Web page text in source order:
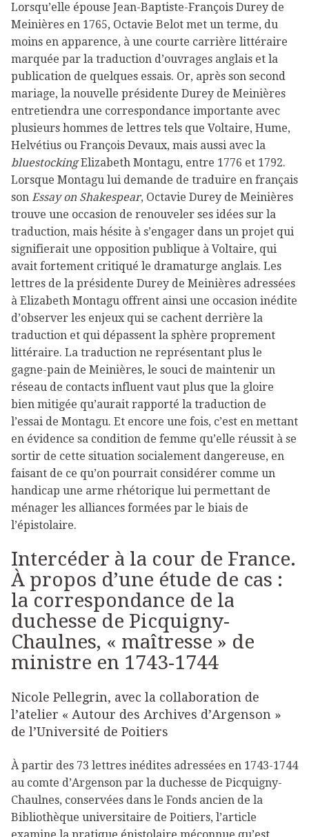
Lorsqu’elle épouse Jean-Baptiste-François Durey de
Meinières en 1765, Octavie Belot met un terme, du
moins en apparence, à une courte carrière littéraire
marquée par la traduction d’ouvrages anglais et la
publication de quelques essais. Or, après son second
mariage, la nouvelle présidente Durey de Meinières
entretiendra une correspondance importante avec
plusieurs hommes de lettres tels que Voltaire, Hume,
Helvétius ou François Devaux, mais aussi avec la
bluestockingElizabeth Montagu, entre 1776 et 1792.
Lorsque Montagu lui demande de traduire en français
son Essay on Shakespear, Octavie Durey de Meinières
trouve une occasion de renouveler ses idées sur la
traduction, mais hésite à s’engager dans un projet qui
signifierait une opposition publique à Voltaire, qui
avait fortement critiqué le dramaturge anglais. Les
lettres de la présidente Durey de Meinières adressées
à Elizabeth Montagu offrent ainsi une occasion inédite
d’observer les enjeux qui se cachent derrière la
traduction et qui dépassent la sphère proprement
littéraire. La traduction ne représentant plus le
gagne-pain de Meinières, le souci de maintenir un
réseau de contacts influent vaut plus que la gloire
bien mitigée qu’aurait rapporté la traduction de
l’essai de Montagu. Et encore une fois, c’est en mettant
en évidence sa condition de femme qu’elle réussit à se
sortir de cette situation socialement dangereuse, en
faisant de ce qu’on pourrait considérer comme un
handicap une arme rhétorique lui permettant de
ménager les alliances formées par le biais de
l’épistolaire.
Intercéder à la cour de France.
À propos d’une étude de cas :
la correspondance de la
duchesse de Picquigny-
Chaulnes, « maîtresse » de
ministre en 1743-1744
Nicole Pellegrin, avec la collaboration de
l’atelier « Autour des Archives d’Argenson »
de l’Université de Poitiers
À partir des 73 lettres inédites adressées en 1743-1744
au comte d’Argenson par la duchesse de Picquigny-
Chaulnes, conservées dans le Fonds ancien de la
Bibliothèque universitaire de Poitiers, l’article